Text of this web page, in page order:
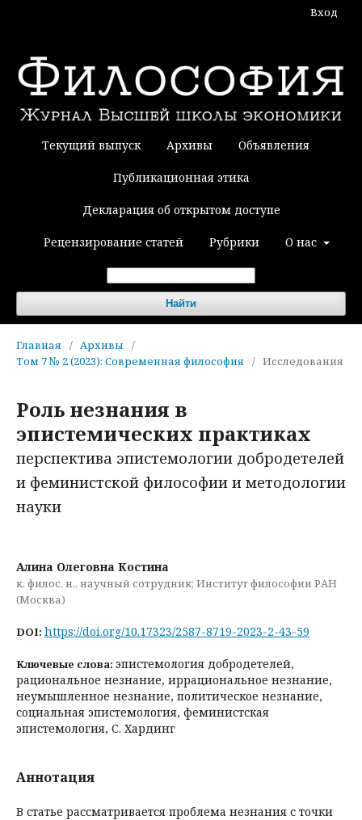
Текущий выпуск Архивы Объявления
Публикационная этика
Декларация об открытом доступе
Рецензирование статей Рубрики О нас
Найти
Вход
Главная / Архивы
/
Том 7 № 2 (2023): Современная философия
/ Исследования
Роль незнания в
эпистемических практиках
перспектива эпистемологии добродетелей
и феминистской философии и методологии
науки
Алина Олеговна Костина
к. филос. н., научный сотрудник; Институт философии РАН
(Москва)
DOI: https://doi.org/10.17323/2587-8719-2023-2-43-59
Ключевые слова: эпистемология добродетелей,
рациональное незнание, иррациональное незнание,
неумышленное незнание, политическое незнание,
социальная эпистемология, феминистская
эпистемология, С. Хардинг
Аннотация
В статье рассматривается проблема незнания с точки